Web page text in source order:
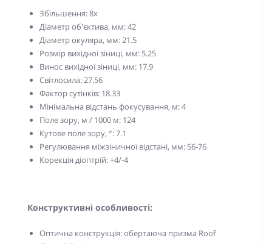
Збільшення: 8x
Діаметр об'єктива, мм: 42
Діаметр окуляра, мм: 21.5
Розмір вихідної зіниці, мм: 5.25
Винос вихідної зіниці, мм: 17.9
Світлосила: 27.56
Фактор сутінків: 18.33
Мінімальна відстань фокусування, м: 4
Поле зору, м / 1000 м: 124
Кутове поле зору, °: 7.1
Регулювання міжзіничної відстані, мм: 56-76
Корекція діоптрій: +4/-4
Конструктивні особливості:
Оптична конструкція: обертаюча призма Roof